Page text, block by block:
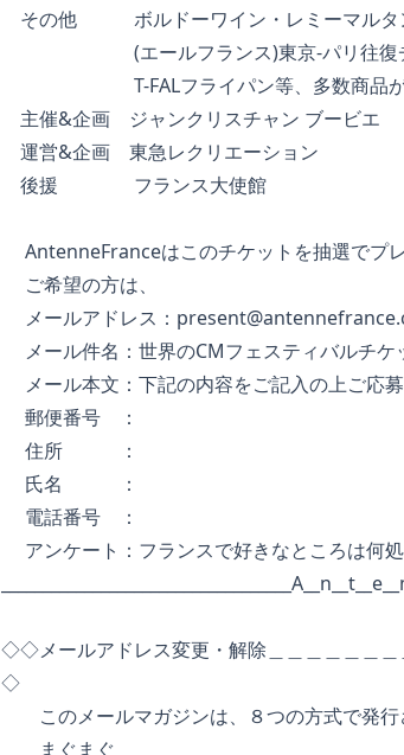
その他 ボルドーワイン・レミーマルタン
(エールフランス)東京-パリ往復チケ
T-FALフライパン等、多数商品が抽
主催&企画 ジャンクリスチャン ブービエ
運営&企画 東急レクリエーション
後援 フランス大使館
AntenneFranceはこのチケットを抽選でプレ
ご希望の方は、
メールアドレス：
メール件名：世界のCMフェスティバルチケ
メール本文：下記の内容をご記入の上ご応募
郵便番号 ：
住所 ：
氏名 ：
電話番号 ：
アンケート：フランスで好きなところは何処
◇◇メールアドレス変更・解除＿＿＿＿＿＿
◇
このメールマガジンは、８つの方式で発行
まぐまぐ